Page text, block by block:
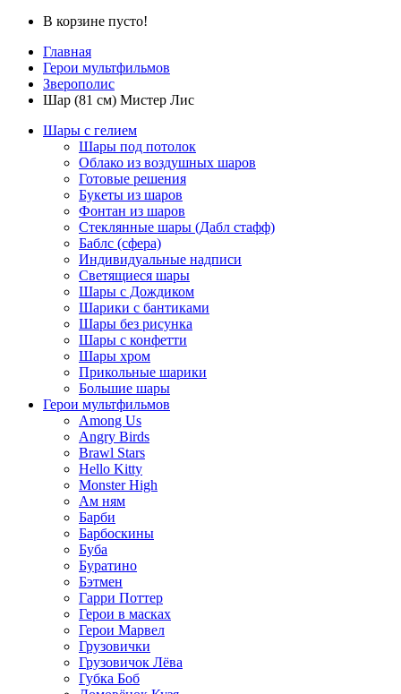
В корзине пусто!
Главная
Герои мультфильмов
Зверополис
Шар (81 см) Мистер Лис
Шары с гелием
Шары под потолок
Облако из воздушных шаров
Готовые решения
Букеты из шаров
Фонтан из шаров
Стеклянные шары (Дабл стафф)
Баблс (сфера)
Индивидуальные надписи
Светящиеся шары
Шары с Дождиком
Шарики с бантиками
Шары без рисунка
Шары с конфетти
Шары хром
Прикольные шарики
Большие шары
Герои мультфильмов
Among Us
Angry Birds
Brawl Stars
Hello Kitty
Monster High
Ам ням
Барби
Барбоскины
Буба
Буратино
Бэтмен
Гарри Поттер
Герои в масках
Герои Марвел
Грузовички
Грузовичок Лёва
Губка Боб